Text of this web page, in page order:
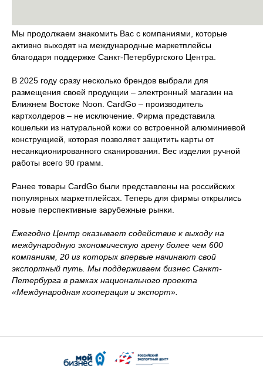
Мы продолжаем знакомить Вас с компаниями, которые
активно выходят на международные маркетплейсы
благодаря поддержке Санкт-Петербургского Центра.
В 2025 году сразу несколько брендов выбрали для
размещения своей продукции – электронный магазин на
Ближнем Востоке Noon. CardGo – производитель
картхолдеров – не исключение. Фирма представила
кошельки из натуральной кожи со встроенной алюминиевой
конструкцией, которая позволяет защитить карты от
несанкционированного сканирования. Вес изделия ручной
работы всего 90 грамм.
Ранее товары CardGo были представлены на российских
популярных маркетплейсах. Теперь для фирмы открылись
новые перспективные зарубежные рынки.
Ежегодно Центр оказывает содействие к выходу на
международную экономическую арену более чем 600
компаниям, 20 из которых впервые начинают свой
экспортный путь. Мы поддерживаем бизнес Санкт-
Петербурга в рамках национального проекта
«Международная кооперация и экспорт».